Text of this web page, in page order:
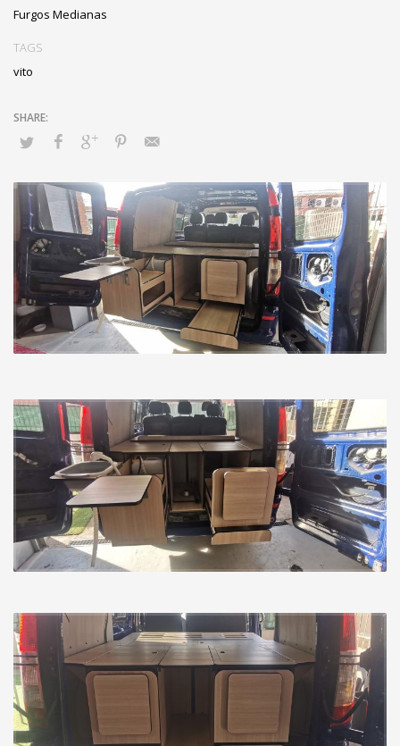
Furgos Medianas
TAGS
vito